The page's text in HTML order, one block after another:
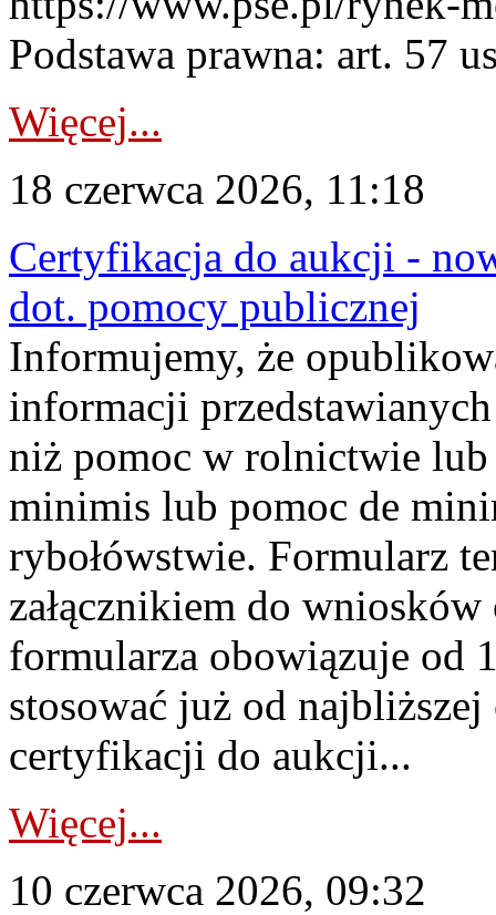
Podstawa prawna: art. 57
Więcej...
18 czerwca 2026, 11:18
Certyfikacja do aukcji -
dot. pomocy publicznej
Informujemy, że
informacji
niż pomoc w rolnictwie lub
minimis lub pomoc de
rybołówstwie. Formularz
załącznikiem do
formularza obowiązuje od
stosować już od
certyfikacji do aukcji...
Więcej...
10 czerwca 2026, 09:32